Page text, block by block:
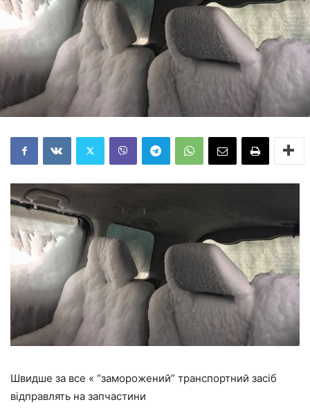
Швидше за все « “заморожений” транспортний засіб
відправлять на запчастини